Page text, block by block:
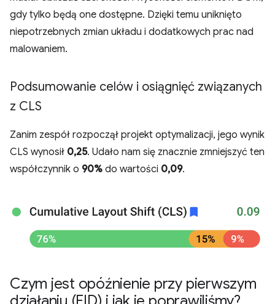
gdy tylko będą one dostępne. Dzięki temu uniknięto
niepotrzebnych zmian układu i dodatkowych prac nad
malowaniem.
Podsumowanie celów i osiągnięć związanych
z CLS
Zanim zespół rozpoczął projekt optymalizacji, jego wynik
CLS wynosił 0,25. Udało nam się znacznie zmniejszyć ten
współczynnik o 90% do wartości 0,09.
Czym jest opóźnienie przy pierwszym